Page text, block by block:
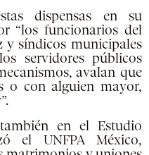
dispensas en su
“los funcionarios del
y síndicos municipales
servidores públicos
avalan que
o con alguien mayor,
en el Estudio
el UNFPA México,